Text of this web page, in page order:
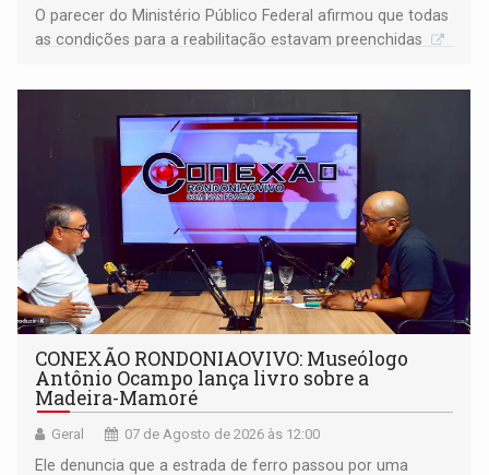
O parecer do Ministério Público Federal afirmou que todas
as condições para a reabilitação estavam preenchidas
CONEXÃO RONDONIAOVIVO: Museólogo
Antônio Ocampo lança livro sobre a
Madeira-Mamoré
Geral 07 de Agosto de 2026 às 12:00
Ele denuncia que a estrada de ferro passou por uma